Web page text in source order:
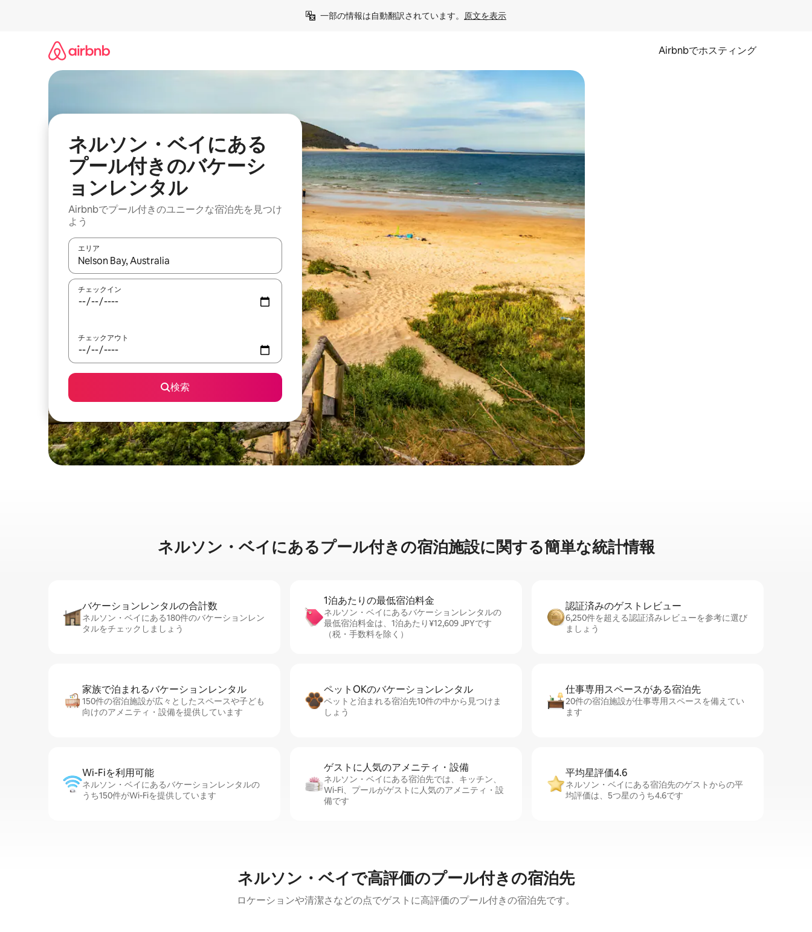
一部の情報は自動翻訳されています。 原文を表示
Airbnbでホスティング
ネルソン・ベイにある
プール付きのバケーシ
ョンレンタル
Airbnbでプール付きのユニークな宿泊先を見つけ
よう
エリア
検索結果が表示されたら、上下の矢印キーを使って移動するか、画面をタッチまたはスワイプして検索結果を確認することができます。
チェックイン
チェックアウト
検索
ネルソン・ベイに⁠あ⁠るプ⁠ー⁠ル⁠付⁠き⁠の宿⁠泊⁠施⁠設⁠に関⁠す⁠る簡⁠単⁠な統⁠計⁠情⁠報
バケーションレ⁠ン⁠タ⁠ル⁠の合⁠計⁠数
ネルソン・ベイにある180件のバケーションレン
タルをチェックしましょう
1泊あたりの最⁠低⁠宿⁠泊⁠料⁠金
ネルソン・ベイにあるバケーションレンタルの
最低宿泊料金は、1泊あたり¥12,609 JPYです
（税・手数料を除く）
認証済みのゲ⁠ス⁠ト⁠レ⁠ビ⁠ュ⁠ー
6,250件を超える認証済みレビューを参考に選び
ましょう
家族で泊まれるバ⁠ケ⁠ー⁠シ⁠ョ⁠ンレ⁠ン⁠タ⁠ル
150件の宿泊施設が広々としたスペースや子ども
向けのアメニティ・設備を提供しています
ペットOKのバ⁠ケ⁠ー⁠シ⁠ョ⁠ンレ⁠ン⁠タ⁠ル
ペットと泊まれる宿泊先10件の中から見つけま
しょう
仕事専用ス⁠ペ⁠ー⁠スがあ⁠る宿⁠泊⁠先
20件の宿泊施設が仕事専用スペースを備えてい
ます
Wi-Fiを利⁠用⁠可⁠能
ネルソン・ベイにあるバケーションレンタルの
うち150件がWi-Fiを提供しています
ゲストに人⁠気⁠のア⁠メ⁠ニ⁠テ⁠ィ・設⁠備
ネルソン・ベイにある宿泊先では、キッチン、
Wi-Fi、プールがゲストに人気のアメニティ・設
備です
平均星評価4.6
ネルソン・ベイにある宿泊先のゲストからの平
均評価は、5つ星のうち4.6です
ネルソン・ベイで高評価のプール付きの宿泊先
ロケーションや清潔さなどの点でゲストに高評価のプール付きの宿泊先です。